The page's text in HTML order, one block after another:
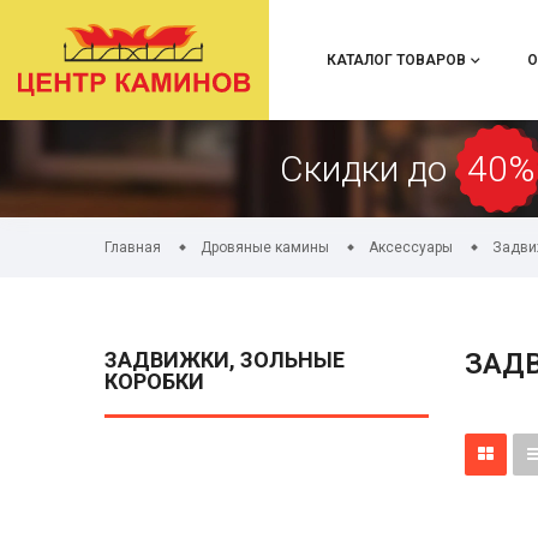
КАТАЛОГ ТОВАРОВ
Скидки до 40%
Главная Дровяные камины Аксессуары
ЗАДВИЖКИ, ЗОЛЬНЫЕ
КОРОБКИ